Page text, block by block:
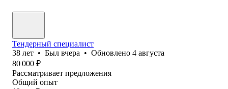
Тендерный специалист
38 лет • Был вчера • Обновлено 4 августа
80 000 ₽
Рассматривает предложения
Общий опыт